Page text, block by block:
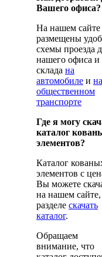
Вашего офиса?
На нашем сайте
размещены
схемы проезда
нашего офиса и
склада на
автомобиле и на
общественном
транспорте
Где я могу
каталог
элементов?
Каталог
элементов с
Вы можете
на нашем
разделе cкачать
каталог.
Обращаем
внимание, что